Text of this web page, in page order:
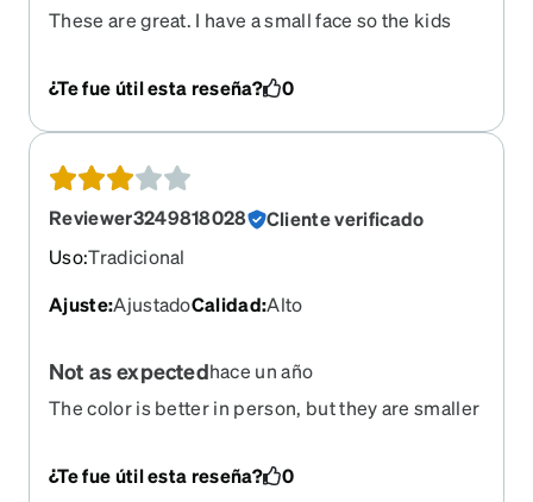
These are great. I have a small face so the kids
amazing job on the prescription. I couldn't be
happier. It only cost $35 A big, big savings from
what I used to pay.
¿Te fue útil esta reseña? 0
Reviewer3249818028
Cliente verificado
Uso:Tradicional
Ajuste:AjustadoCalidad:Alto
Not as expectedhace un año
The color is better in person, but they are smaller
¿Te fue útil esta reseña?
0